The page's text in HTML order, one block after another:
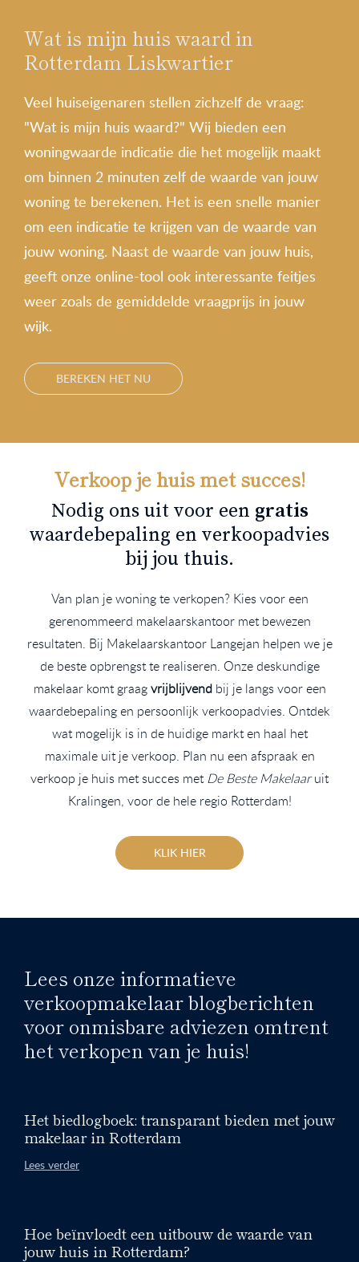
Wat is mijn huis waard in
Rotterdam Liskwartier
Veel huiseigenaren stellen zichzelf de vraag:
"Wat is mijn huis waard?" Wij bieden een
woningwaarde indicatie die het mogelijk maakt
om binnen 2 minuten zelf de waarde van jouw
woning te berekenen. Het is een snelle manier
om een indicatie te krijgen van de waarde van
jouw woning. Naast de waarde van jouw huis,
geeft onze online-tool ook interessante feitjes
weer zoals de gemiddelde vraagprijs in jouw
wijk.
BEREKEN HET NU
Verkoop je huis met succes!
Nodig ons uit voor een gratis
waardebepaling en verkoopadvies
bij jou thuis.
Van plan je woning te verkopen? Kies voor een
gerenommeerd makelaarskantoor met bewezen
resultaten. Bij Makelaarskantoor Langejan helpen we je
de beste opbrengst te realiseren. Onze deskundige
makelaar komt graagvrijblijvendbij je langs voor een
waardebepaling en persoonlijk verkoopadvies. Ontdek
wat mogelijk is in de huidige markt en haal het
maximale uit je verkoop. Plan nu een afspraak en
verkoop je huis met succes metDe Beste Makelaaruit
Kralingen, voor de hele regio Rotterdam!
KLIK HIER
Lees onze informatieve
verkoopmakelaar blogberichten
voor onmisbare adviezen omtrent
het verkopen van je huis!
Het biedlogboek: transparant bieden met jouw
makelaar in Rotterdam
Lees verder
Hoe beïnvloedt een uitbouw de waarde van
jouw huis in Rotterdam?